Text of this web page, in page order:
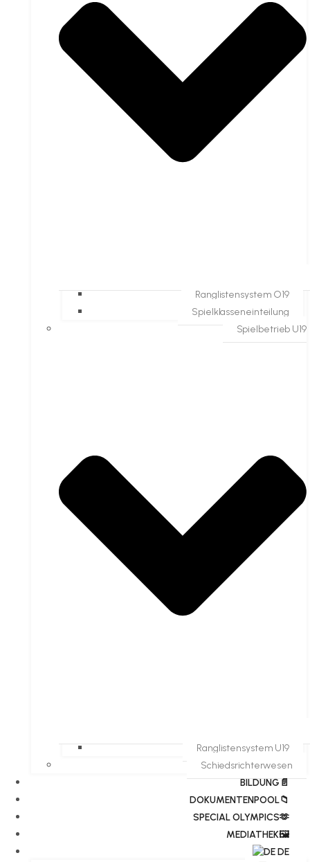
Ranglistensystem O19
Spielklasseneinteilung
Spielbetrieb U19
Ranglistensystem U19
Schiedsrichterwesen
BILDUNG📄
DOKUMENTENPOOL📁
​​SPECIAL OLYMPICS🫶
MEDIATHEK🖼️​
DE